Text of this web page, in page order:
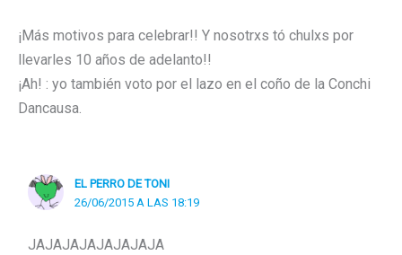
¡Más motivos para celebrar!! Y nosotrxs tó chulxs por
llevarles 10 años de adelanto!!
¡Ah! : yo también voto por el lazo en el coño de la Conchi
Dancausa.
EL PERRO DE TONI
26/06/2015 A LAS 18:19
JAJAJAJAJAJAJAJA